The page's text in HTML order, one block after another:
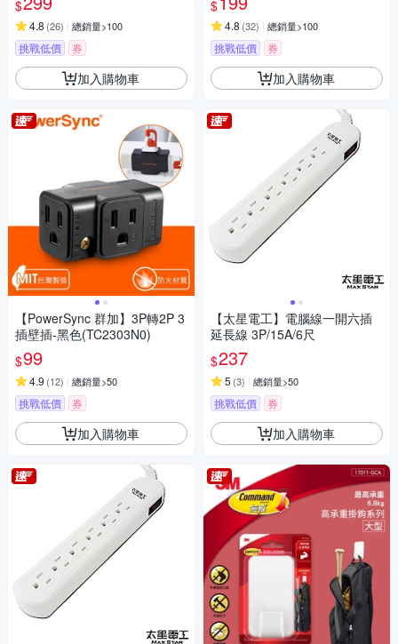
$
4.8 (26) 總銷量>100
挑戰低價 券
加入購物車
【PowerSync 群加】3P轉2P 3
插壁插-黑色(TC2303N0)
$99
4.9 (12) 總銷量>50
挑戰低價 券
加入購物車
$
4.8 (32) 總銷量>100
挑戰低價 券
加入購物車
【太星電工】電腦線一開六插
延長線 3P/15A/6尺
$237
5 (3) 總銷量>50
挑戰低價 券
加入購物車